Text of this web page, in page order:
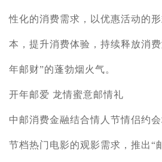
性化的消费需求，以优惠活动的
本，提升消费体验，持续释放消
年邮财”的蓬勃烟火气。
开年邮爱 龙情蜜意邮情礼
中邮消费金融结合情人节情侣约
节档热门电影的观影需求，推出“